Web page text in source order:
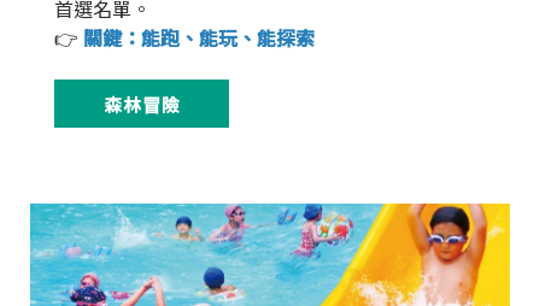
首選名單。
👉 關鍵：能跑、能玩、能探索
森林冒險